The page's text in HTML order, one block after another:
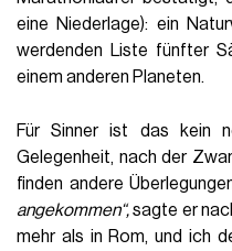
eine Niederlage): ein
werdenden Liste fünfter
einem anderen Planeten.
Für Sinner ist das kein
Gelegenheit, nach der
finden andere
angekommen“,sagte er
mehr als in Rom, und ich